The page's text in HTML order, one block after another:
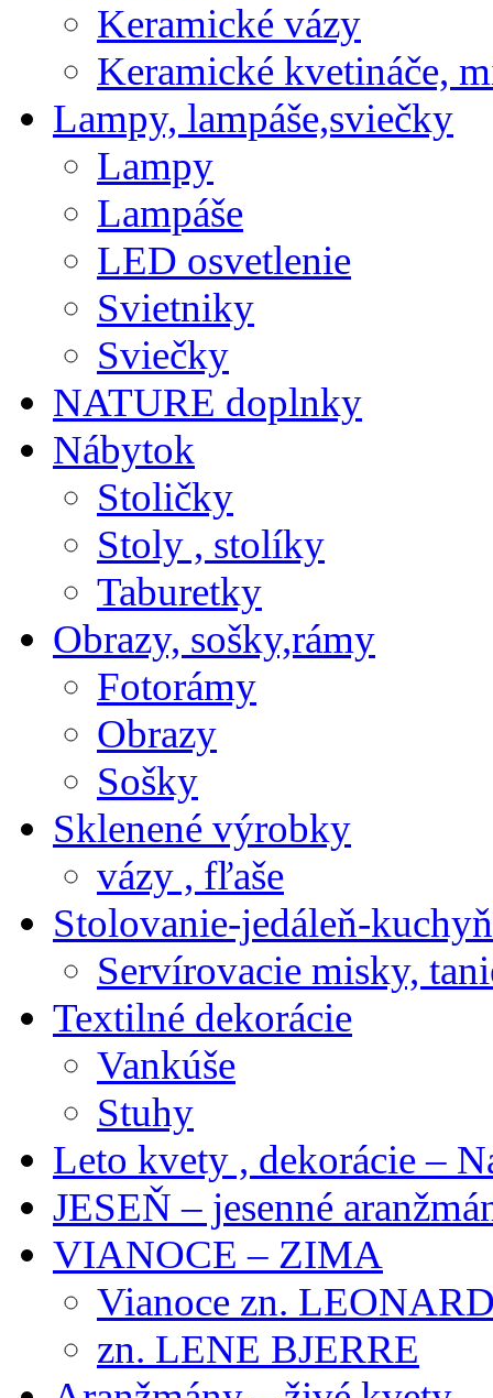
Keramické vázy
Keramické kvetináče,
Lampy, lampáše,sviečky
Lampy
Lampáše
LED osvetlenie
Svietniky
Sviečky
NATURE doplnky
Nábytok
Stoličky
Stoly , stolíky
Taburetky
Obrazy, sošky,rámy
Fotorámy
Obrazy
Sošky
Sklenené výrobky
vázy , fľaše
Stolovanie-jedáleň-
Servírovacie misky,
Textilné dekorácie
Vankúše
Stuhy
Leto kvety , dekorácie –
JESEŇ – jesenné
VIANOCE – ZIMA
Vianoce zn.
zn. LENE BJERRE